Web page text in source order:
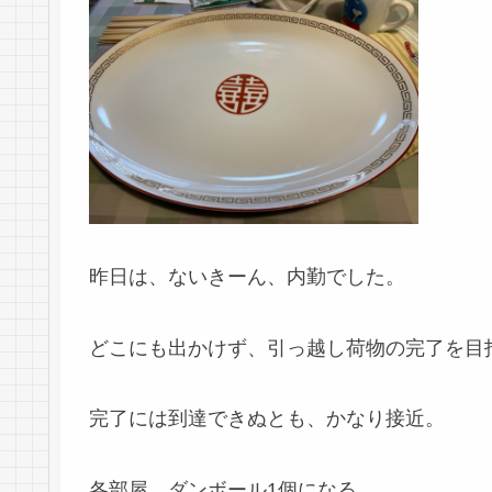
昨日は、ないきーん、内勤でした。
どこにも出かけず、引っ越し荷物の完了を目
完了には到達できぬとも、かなり接近。